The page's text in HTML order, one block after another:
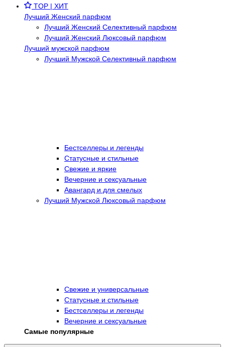
TOP | ХИТ
Лучший Женский парфюм
Лучший Женский Селективный парфюм
Лучший Женский Люксовый парфюм
Лучший мужской парфюм
Лучший Мужской Селективный парфюм
Бестселлеры и легенды
Статусные и стильные
Свежие и яркие
Вечерние и сексуальные
Авангард и для смелых
Лучший Мужской Люксовый парфюм
Свежие и универсальные
Статусные и стильные
Бестселлеры и легенды
Вечерние и сексуальные
Самые популярные